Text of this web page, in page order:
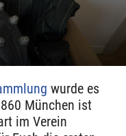
wurde es
München ist
im Verein